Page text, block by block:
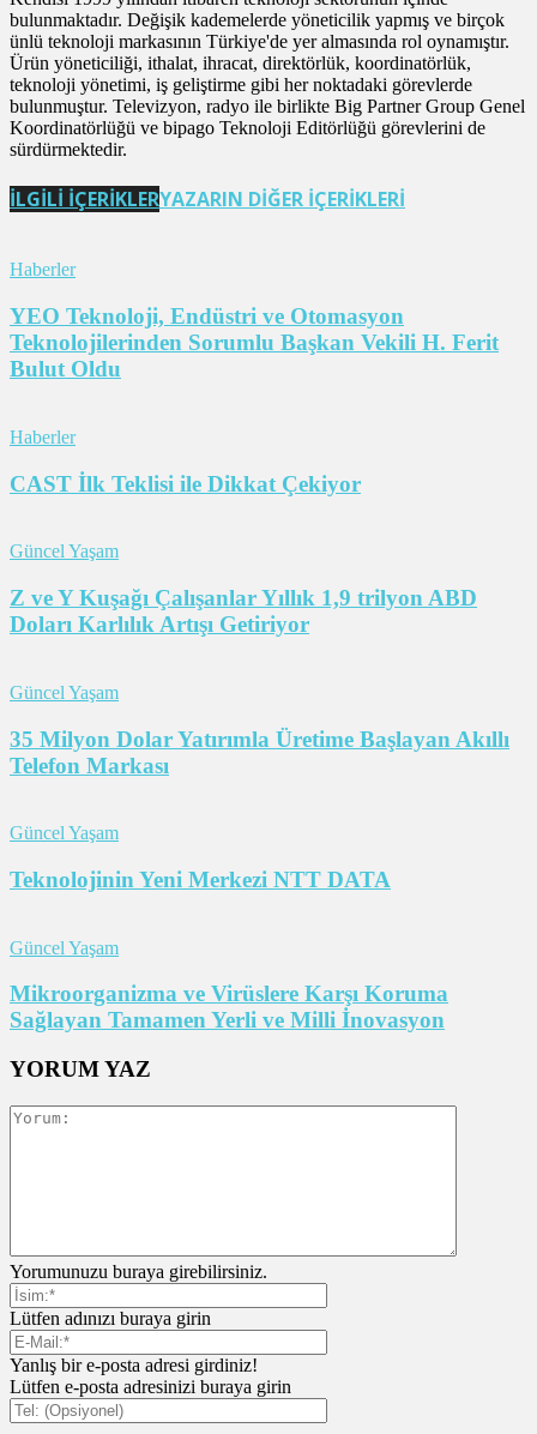
bulunmaktadır. Değişik kademelerde yöneticilik yapmış ve birçok
ünlü teknoloji markasının Türkiye'de yer almasında rol oynamıştır.
Ürün yöneticiliği, ithalat, ihracat, direktörlük, koordinatörlük,
teknoloji yönetimi, iş geliştirme gibi her noktadaki görevlerde
bulunmuştur. Televizyon, radyo ile birlikte Big Partner Group Genel
Koordinatörlüğü ve bipago Teknoloji Editörlüğü görevlerini de
sürdürmektedir.
İLGİLİ İÇERİKLERYAZARIN DİĞER İÇERİKLERİ
Haberler
YEO Teknoloji, Endüstri ve Otomasyon
Teknolojilerinden Sorumlu Başkan Vekili H. Ferit
Bulut Oldu
Haberler
CAST İlk Teklisi ile Dikkat Çekiyor
Güncel Yaşam
Z ve Y Kuşağı Çalışanlar Yıllık 1,9 trilyon ABD
Doları Karlılık Artışı Getiriyor
Güncel Yaşam
35 Milyon Dolar Yatırımla Üretime Başlayan Akıllı
Telefon Markası
Güncel Yaşam
Teknolojinin Yeni Merkezi NTT DATA
Güncel Yaşam
Mikroorganizma ve Virüslere Karşı Koruma
Sağlayan Tamamen Yerli ve Milli İnovasyon
YORUM YAZ
Yorumunuzu buraya girebilirsiniz.
Lütfen adınızı buraya girin
Yanlış bir e-posta adresi girdiniz!
Lütfen e-posta adresinizi buraya girin